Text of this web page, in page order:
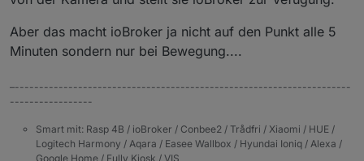
Aber das macht ioBroker ja nicht auf den Punkt alle 5
Minuten sondern nur bei Bewegung....
–---------------------------------------------------------------------
-----------------
Smart mit: Rasp 4B / ioBroker / Conbee2 / Trådfri / Xiaomi / HUE /
Logitech Harmony / Aqara / Easee Wallbox / Hyundai Ioniq / Alexa /
Google Home / Fully Kiosk / VIS